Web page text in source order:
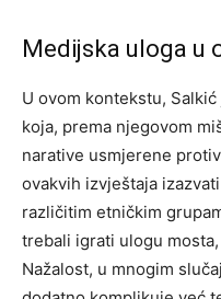
Medijska uloga u
U ovom kontekstu,
koja, prema njegovom
narative usmjerene
ovakvih izvještaja
različitim etničkim
trebali igrati ulogu
Nažalost, u mnogim